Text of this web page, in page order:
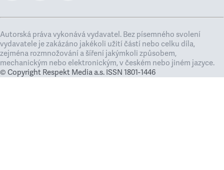
Autorská práva vykonává vydavatel. Bez písemného svolení
vydavatele je zakázáno jakékoli užití částí nebo celku díla,
zejména rozmnožování a šíření jakýmkoli způsobem,
mechanickým nebo elektronickým, v českém nebo jiném jazyce.
© Copyright Respekt Media a.s. ISSN 1801-1446